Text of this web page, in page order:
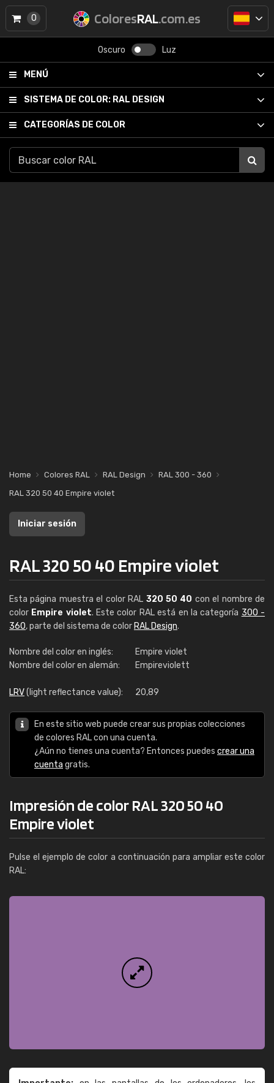
ColoresRAL.com.es
Oscuro Luz
MENÚ
SISTEMA DE COLOR: RAL DESIGN
CATEGORÍAS DE COLOR
0
Home Colores RAL RAL Design
RAL 300 - 360
RAL 320 50 40 Empire violet
Iniciar sesión
RAL 320 50 40 Empire violet
Esta página muestra el color RAL 320 50 40 con el nombre de
color Empire violet. Este color RAL está en la categoría 300 -
360, parte del sistema de color RAL Design.
Nombre del color en inglés:
Empire violet
Nombre del color en alemán:
Empireviolett
LRV(light reflectance value): 20,89
En este sitio web puede crear sus propias colecciones
de colores RAL con una cuenta.
¿Aún no tienes una cuenta? Entonces puedes crear una
cuenta gratis.
Impresión de color RAL 320 50 40
Empire violet
Pulse el ejemplo de color a continuación para ampliar este color
RAL: